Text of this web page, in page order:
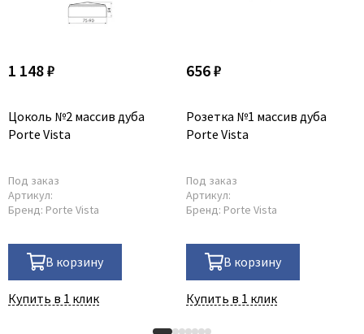
1 148 ₽
Цоколь №2 массив дуба
Porte Vista
Под заказ
Артикул:
Бренд: Porte Vista
В корзину
Купить в 1 клик
656 ₽
Розетка №1 массив дуба
Porte Vista
Под заказ
Артикул:
Бренд: Porte Vista
В корзину
Купить в 1 клик